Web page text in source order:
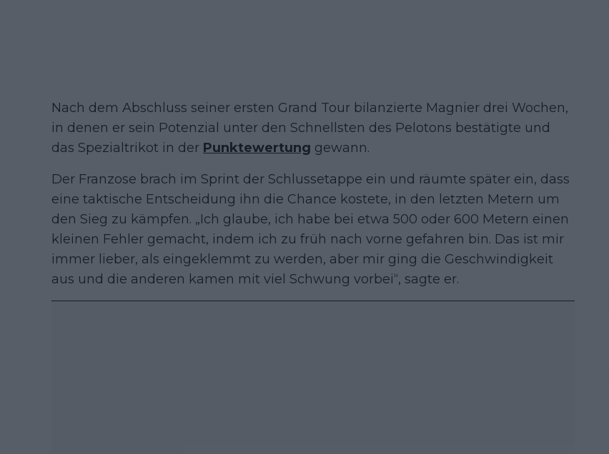
Nach dem Abschluss seiner ersten Grand Tour bilanzierte Magnier drei Wochen,
in denen er sein Potenzial unter den Schnellsten des Pelotons bestätigte und
das Spezialtrikot in der Punktewertung gewann.
Der Franzose brach im Sprint der Schlussetappe ein und räumte später ein, dass
eine taktische Entscheidung ihn die Chance kostete, in den letzten Metern um
den Sieg zu kämpfen. „Ich glaube, ich habe bei etwa 500 oder 600 Metern einen
kleinen Fehler gemacht, indem ich zu früh nach vorne gefahren bin. Das ist mir
immer lieber, als eingeklemmt zu werden, aber mir ging die Geschwindigkeit
aus und die anderen kamen mit viel Schwung vorbei“, sagte er.